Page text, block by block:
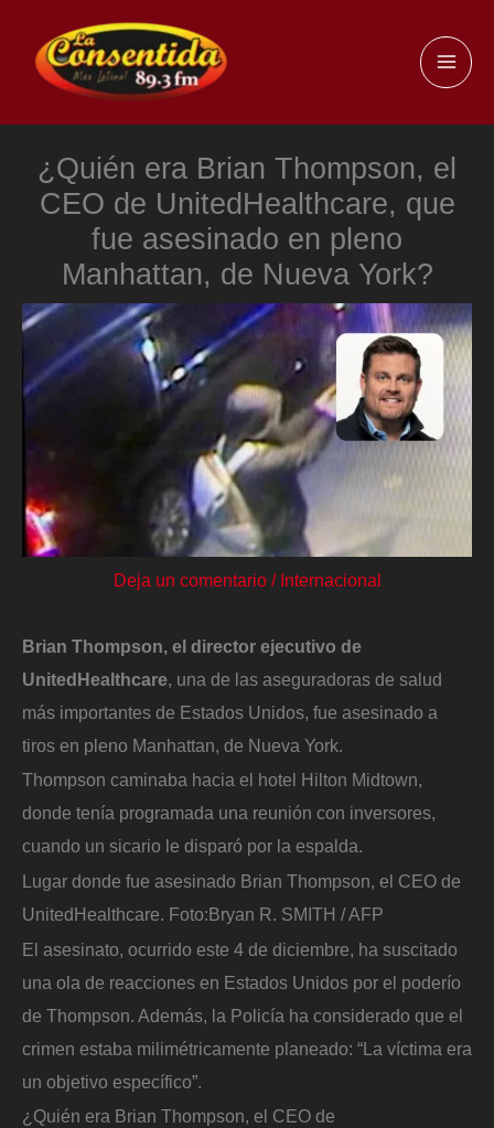
contenido
¿Quién era Brian Thompson, el
CEO de UnitedHealthcare, que
fue asesinado en pleno
Manhattan, de Nueva York?
Deja un comentario / Internacional
Brian Thompson, el director ejecutivo de
UnitedHealthcare, una de las aseguradoras de salud
más importantes de Estados Unidos, fue asesinado a
tiros en pleno Manhattan, de Nueva York.
Thompson caminaba hacia el hotel Hilton Midtown,
donde tenía programada una reunión con inversores,
cuando un sicario le disparó por la espalda.
Lugar donde fue asesinado Brian Thompson, el CEO de
UnitedHealthcare. Foto:Bryan R. SMITH / AFP
El asesinato, ocurrido este 4 de diciembre, ha suscitado
una ola de reacciones en Estados Unidos por el poderío
de Thompson. Además, la Policía ha considerado que el
crimen estaba milimétricamente planeado: “La víctima era
un objetivo específico”.
¿Quién era Brian Thompson, el CEO de